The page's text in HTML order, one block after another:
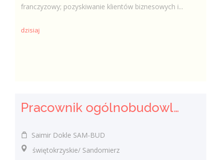
franczyzowy; pozyskiwanie klientów biznesowych i...
dzisiaj
Pracownik ogólnobudowlany ( k/m)
Saimir Dokle SAM-BUD
świętokrzyskie/ Sandomierz